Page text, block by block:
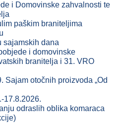
i Domovinske zahvalnosti te
paškim braniteljima
sajamskih dana
i domovinske
branitelja i 31. VRO
Sajam otočnih proizvoda „Od
17.8.2026.
odraslih oblika komaraca